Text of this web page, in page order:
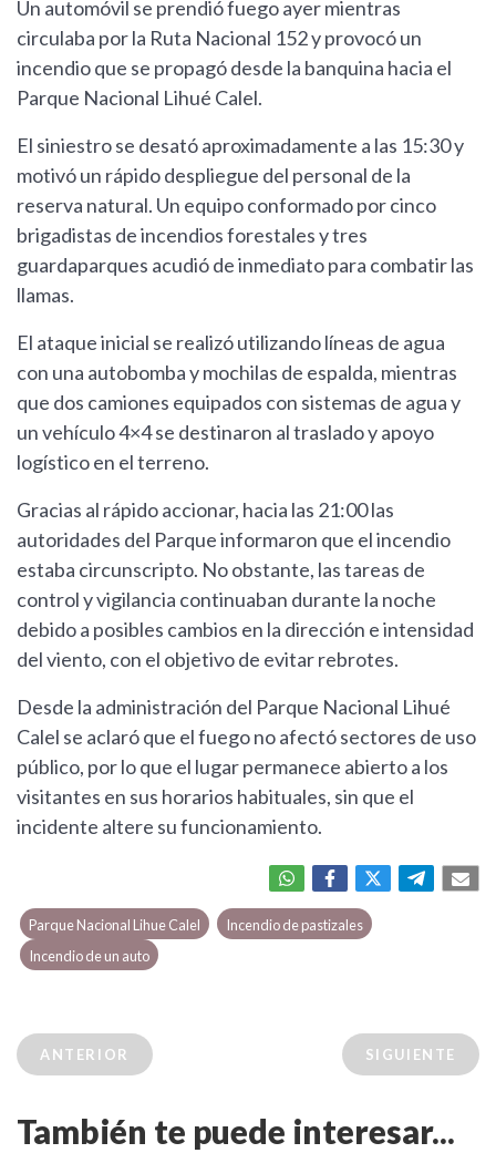
Un automóvil se prendió fuego ayer mientras
circulaba por la Ruta Nacional 152 y provocó un
incendio que se propagó desde la banquina hacia el
Parque Nacional Lihué Calel.
El siniestro se desató aproximadamente a las 15:30 y
motivó un rápido despliegue del personal de la
reserva natural. Un equipo conformado por cinco
brigadistas de incendios forestales y tres
guardaparques acudió de inmediato para combatir las
llamas.
El ataque inicial se realizó utilizando líneas de agua
con una autobomba y mochilas de espalda, mientras
que dos camiones equipados con sistemas de agua y
un vehículo 4×4 se destinaron al traslado y apoyo
logístico en el terreno.
Gracias al rápido accionar, hacia las 21:00 las
autoridades del Parque informaron que el incendio
estaba circunscripto. No obstante, las tareas de
control y vigilancia continuaban durante la noche
debido a posibles cambios en la dirección e intensidad
del viento, con el objetivo de evitar rebrotes.
Desde la administración del Parque Nacional Lihué
Calel se aclaró que el fuego no afectó sectores de uso
público, por lo que el lugar permanece abierto a los
visitantes en sus horarios habituales, sin que el
incidente altere su funcionamiento.
Parque Nacional Lihue Calel
Incendio de pastizales
Incendio de un auto
ANTERIOR SIGUIENTE
También te puede interesar...